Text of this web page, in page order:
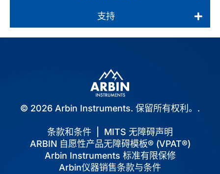
支持
© 2026 Arbin Instruments. 保留所有权利。.
条款和条件
MITS 无障碍声明
ARBIN 自愿性产品无障碍模板® (VPAT®)
Arbin Instruments 标准有限保修
Arbin仪器销售条款与条件